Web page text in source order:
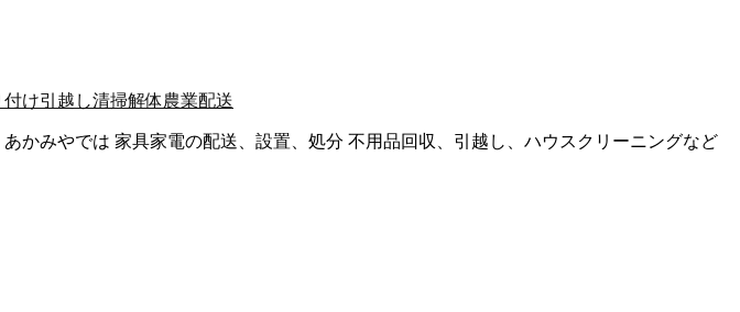
付け引越し清掃解体農業配送
かみやでは 家具家電の配送、設置、処分 不用品回収、引越し、ハウスクリーニングなど